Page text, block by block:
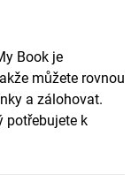
Book je
můžete rovnou
a zálohovat.
potřebujete k